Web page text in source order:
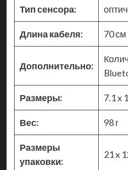
Тип сенсора:
Длина кабеля: 70 см
Дополнительно:
Размеры: 7.1 x
Вес: 98 г
Размеры
упаковки:
21 x